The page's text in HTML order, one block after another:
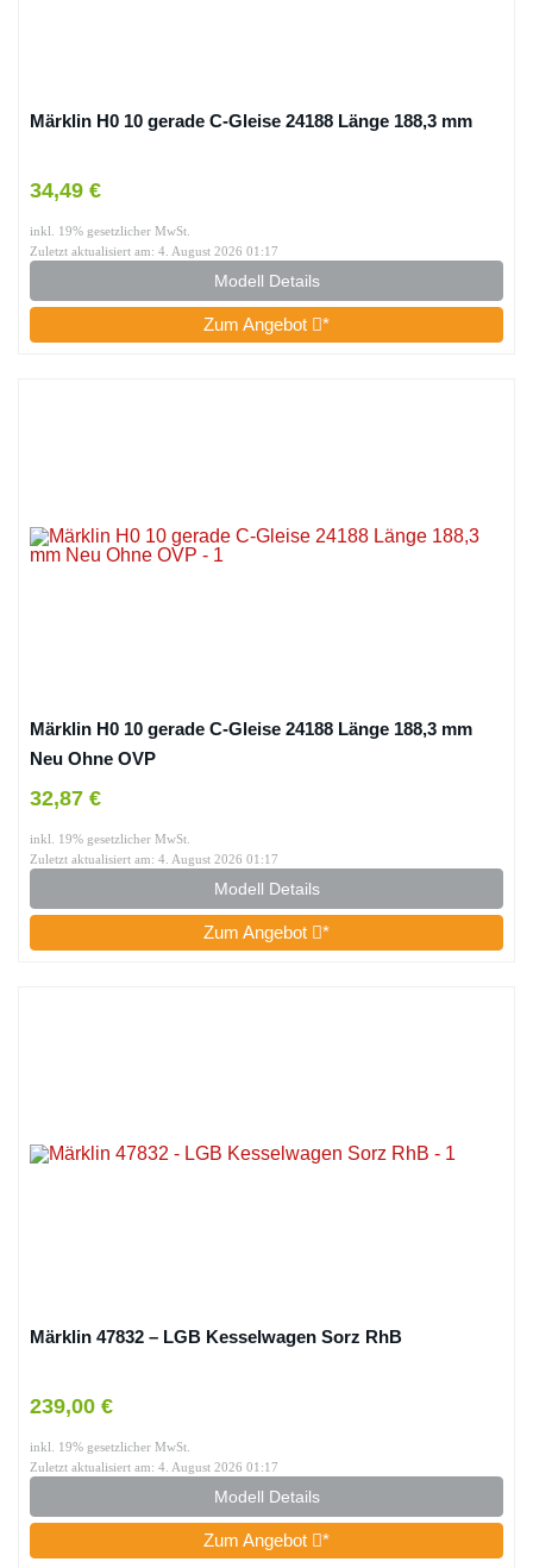
Märklin H0 10 gerade C-Gleise 24188 Länge 188,3 mm
34,49 €
inkl. 19% gesetzlicher MwSt.
Zuletzt aktualisiert am: 4. August 2026 01:17
Modell Details
Zum Angebot *
Märklin H0 10 gerade C-Gleise 24188 Länge 188,3 mm
Neu Ohne OVP
32,87 €
inkl. 19% gesetzlicher MwSt.
Zuletzt aktualisiert am: 4. August 2026 01:17
Modell Details
Zum Angebot *
Märklin 47832 – LGB Kesselwagen Sorz RhB
239,00 €
inkl. 19% gesetzlicher MwSt.
Zuletzt aktualisiert am: 4. August 2026 01:17
Modell Details
Zum Angebot *